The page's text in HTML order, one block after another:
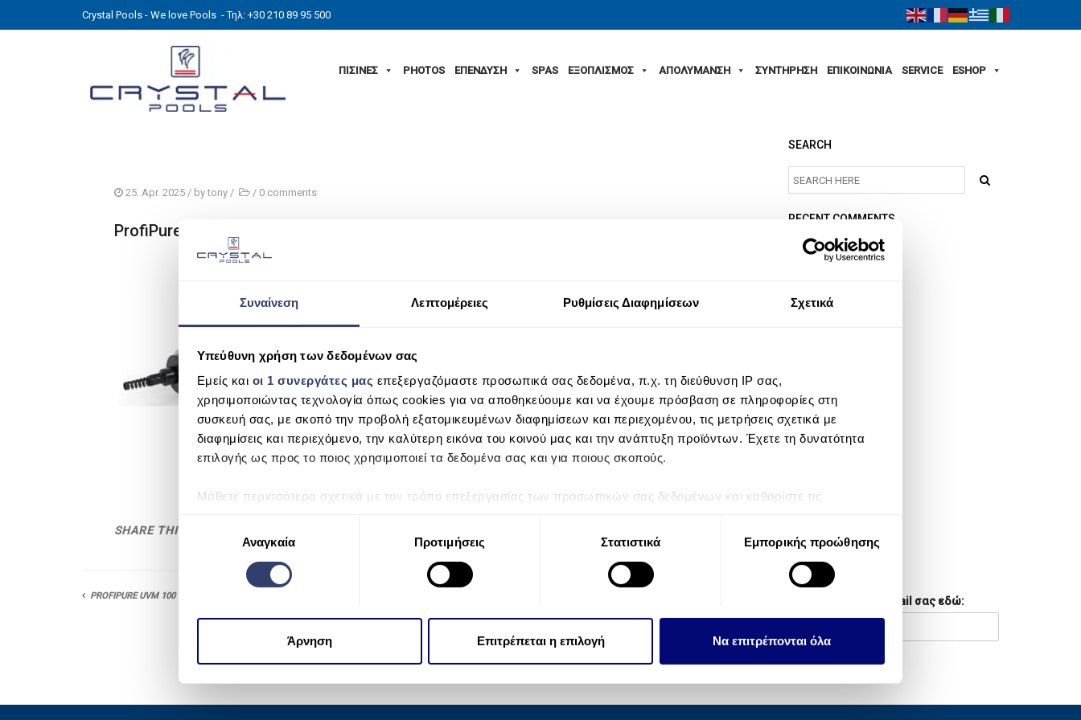
Συναίνεση Λεπτομέρειες Ρυθμίσεις Διαφημίσεων Σχετικά
Υπεύθυνη χρήση των δεδομένων σας
Εμείς και οι 1 συνεργάτες μας επεξεργαζόμαστε προσωπικά σας δεδομένα, π.χ. τη διεύθυνση IP σας,
χρησιμοποιώντας τεχνολογία όπως cookies για να αποθηκεύουμε και να έχουμε πρόσβαση σε πληροφορίες στη
συσκευή σας, με σκοπό την προβολή εξατομικευμένων διαφημίσεων και περιεχομένου, τις μετρήσεις σχετικά με
διαφημίσεις και περιεχόμενο, την καλύτερη εικόνα του κοινού μας και την ανάπτυξη προϊόντων. Έχετε τη δυνατότητα
επιλογής ως προς το ποιος χρησιμοποιεί τα δεδομένα σας και για ποιους σκοπούς.
Μάθετε περισσότερα σχετικά με τον τρόπο επεξεργασίας των προσωπικών σας δεδομένων και καθορίστε τις
πάσα στιγμή από τη Δήλωση Cookies.
Χρησιμοποιούμε cookie για την εξατομίκευση περιεχομένου και διαφημίσεων, την παροχή λειτουργιών κοινωνικών
από μέρους σας χρήση των υπηρεσιών τους.
Ε
υ
Αναγκαία Προτιμήσεις Στατιστικά Εμπορικής προώθησης
Άρνηση Επιτρέπεται η επιλογή Να επιτρέπονται όλα
Crystal Pools - We love Pools - Τηλ: +30 210 89 95 500
ΠΙΣΙΝΕΣ PHOTOS ΕΠΕΝΔΥΣΗ SPAS ΕΞΟΠΛΙΣΜΟΣ ΑΠΟΛΥΜΑΝΣΗ ΣΥΝΤΗΡΗΣΗ ΕΠΙΚΟΙΝΩΝΙΑ SERVICE ESHOP
25. Apr. 2025 / bytony / / 0 comments
ProfiPure UVM 100 & 200 2
SHARE THIS
PROFIPURE UVM 100 & 200
SEARCH
RECENT COMMENTS
ARCHIVES
CATEGORIES
Log in
Comments feed
NEWSLETTER
Συμπληρώστε το email σας εδώ: